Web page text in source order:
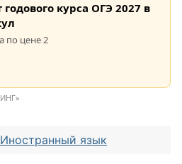
годового курса ОГЭ 2027 в
по цене 2
Иностранный язык